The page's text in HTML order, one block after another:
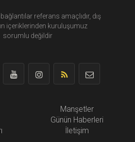
referans amaçlıdır, dış
içeriklerinden kuruluşumuz
sorumlu değildir
Manşetler
Günün Haberleri
İletişim